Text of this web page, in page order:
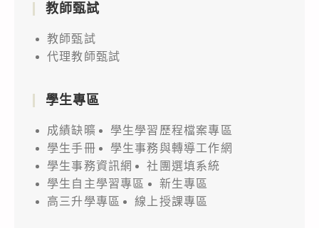
教師甄試
教師甄試
代理教師甄試
學生專區
成績缺曠
學生學習歷程檔案專區
學生手冊
學生事務與轉導工作網
學生事務資訊網
社團選填系統
學生自主學習專區
新生專區
高三升學專區
線上授課專區